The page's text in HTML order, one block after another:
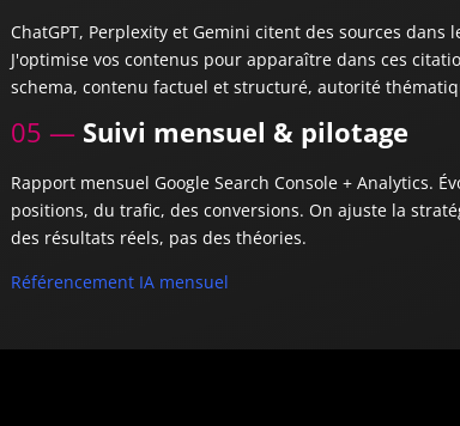
ChatGPT, Perplexity et Gemini citent des sources dans
J'optimise vos contenus pour apparaître dans ces
schema, contenu factuel et structuré, autorité
05 — Suivi mensuel & pilotage
Rapport mensuel Google Search Console + Analytics.
positions, du trafic, des conversions. On ajuste la
des résultats réels, pas des théories.
Référencement IA mensuel